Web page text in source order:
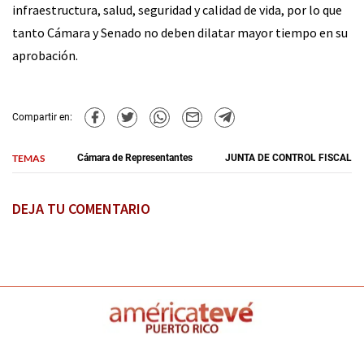
infraestructura, salud, seguridad y calidad de vida, por lo que
tanto Cámara y Senado no deben dilatar mayor tiempo en su
aprobación.
Compartir en:
TEMAS Cámara de Representantes JUNTA DE CONTROL FISCAL
DEJA TU COMENTARIO